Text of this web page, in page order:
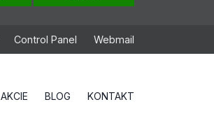
Control Panel Webmail
AKCIE BLOG KONTAKT